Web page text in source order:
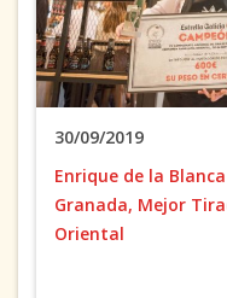
30/09/2019
Enrique de la
Granada, Mejor
Oriental